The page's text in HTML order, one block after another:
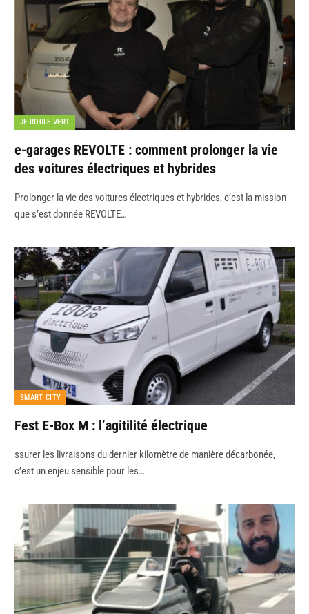
JE ROULE VERT
e-garages REVOLTE : comment prolonger la vie
des voitures électriques et hybrides
Prolonger la vie des voitures électriques et hybrides, c’est la mission
que s’est donnée REVOLTE…
SMART CITY
Fest E-Box M : l’agitilité électrique
ssurer les livraisons du dernier kilomètre de manière décarbonée,
c’est un enjeu sensible pour les…